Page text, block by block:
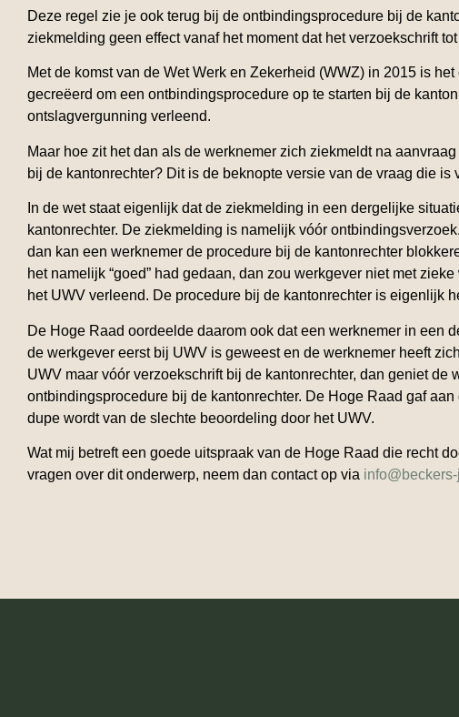
Deze regel zie je ook terug bij de ontbindingsprocedure bij de
ziekmelding geen effect vanaf het moment dat het verzoekschrift
Met de komst van de Wet Werk en Zekerheid (WWZ) in 2015 is
gecreëerd om een ontbindingsprocedure op te starten bij de
ontslagvergunning verleend.
Maar hoe zit het dan als de werknemer zich ziekmeldt na
bij de kantonrechter? Dit is de beknopte versie van de vraag die is
In de wet staat eigenlijk dat de ziekmelding in een dergelijke
kantonrechter. De ziekmelding is namelijk vóór
dan kan een werknemer de procedure bij de kantonrechter
het namelijk “goed” had gedaan, dan zou werkgever niet met
het UWV verleend. De procedure bij de kantonrechter is eigenlijk
De Hoge Raad oordeelde daarom ook dat een werknemer in een
de werkgever eerst bij UWV is geweest en de werknemer heeft
UWV maar vóór verzoekschrift bij de kantonrechter, dan geniet
ontbindingsprocedure bij de kantonrechter. De Hoge Raad gaf
dupe wordt van de slechte beoordeling door het UWV.
Wat mij betreft een goede uitspraak van de Hoge Raad die recht
vragen over dit onderwerp, neem dan contact op via